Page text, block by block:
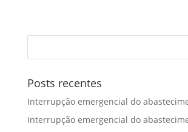
Posts recentes
Interrupção emergencial do
Interrupção emergencial do